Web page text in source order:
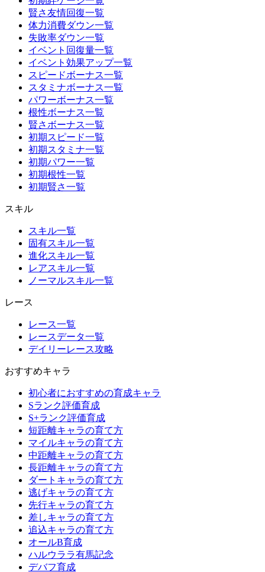
賢さ友情回復一覧
体力消費ダウン一覧
失敗率ダウン一覧
イベント回復量一覧
イベント効果アップ一覧
スピードボーナス一覧
スタミナボーナス一覧
パワーボーナス一覧
根性ボーナス一覧
賢さボーナス一覧
初期スピード一覧
初期スタミナ一覧
初期パワー一覧
初期根性一覧
初期賢さ一覧
スキル
スキル一覧
固有スキル一覧
進化スキル一覧
レアスキル一覧
ノーマルスキル一覧
レース
レース一覧
レースデータ一覧
デイリーレース攻略
おすすめキャラ
初心者におすすめの育成キャラ
Sランク評価育成
S+ランク評価育成
短距離キャラの育て方
マイルキャラの育て方
中距離キャラの育て方
長距離キャラの育て方
ダートキャラの育て方
逃げキャラの育て方
先行キャラの育て方
差しキャラの育て方
追込キャラの育て方
オールB育成
ハルウララ有馬記念
デバフ育成